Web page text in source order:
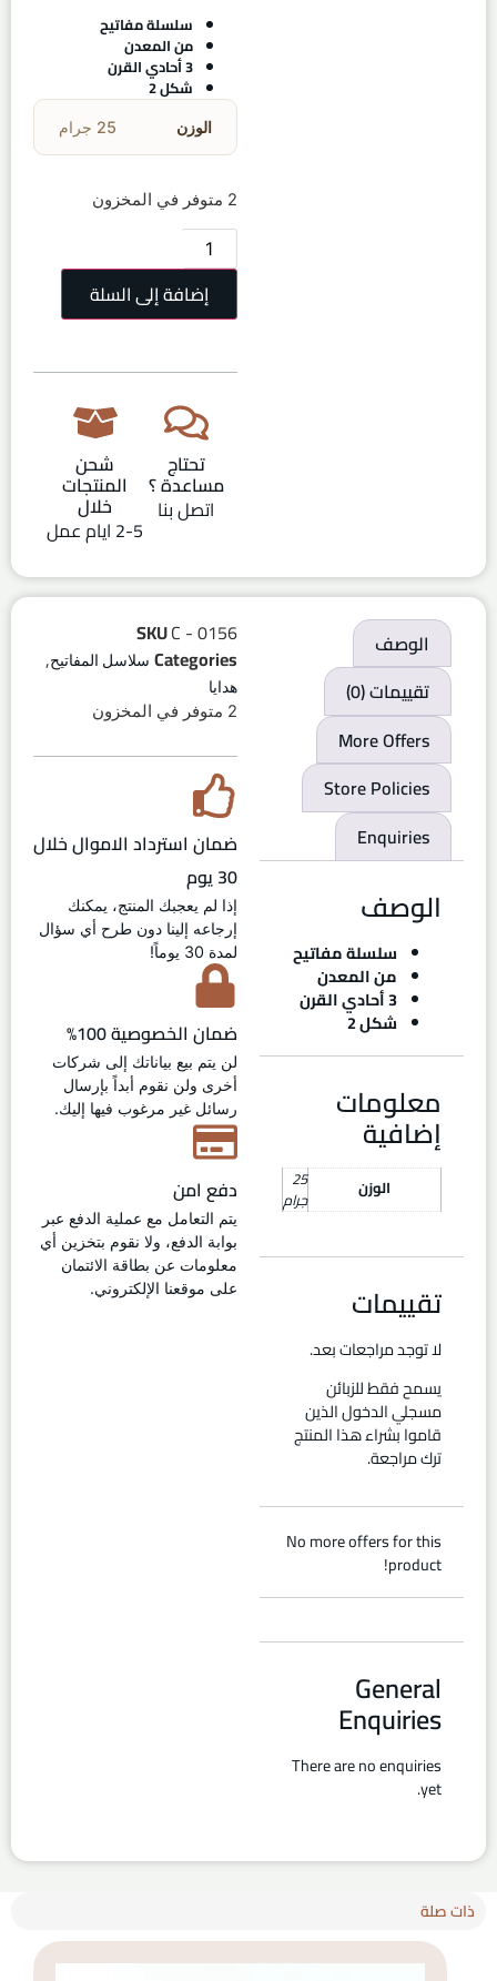
سلسلة مفاتيح
من المعدن
3 أحادي القرن
شكل 2
الوزن 25 جرام
2 متوفر في المخزون
إضافة إلى السلة
تحتاج
مساعدة ؟
اتصل بنا
شحن
المنتجات
خلال
2-5 ايام عمل
الوصف
تقييمات (0)
More Offers
Store Policies
Enquiries
الوصف
سلسلة مفاتيح
من المعدن
3 أحادي القرن
شكل 2
معلومات
إضافية
الوزن 25
جرام
تقييمات
لا توجد مراجعات بعد.
يسمح فقط للزبائن
مسجلي الدخول الذين
قاموا بشراء هذا المنتج
ترك مراجعة.
No more offers for this
product!
General
Enquiries
There are no enquiries
yet.
SKUC - 0156
Categories سلاسل المفاتيح,
هدايا
2 متوفر في المخزون
ضمان استرداد الاموال خلال
30 يوم
إذا لم يعجبك المنتج، يمكنك
إرجاعه إلينا دون طرح أي سؤال
لمدة 30 يوماً!
ضمان الخصوصية 100%
لن يتم بيع بياناتك إلى شركات
أخرى ولن نقوم أبداً بإرسال
رسائل غير مرغوب فيها إليك.
دفع امن
يتم التعامل مع عملية الدفع عبر
بوابة الدفع، ولا نقوم بتخزين أي
معلومات عن بطاقة الائتمان
على موقعنا الإلكتروني.
ذات صلة